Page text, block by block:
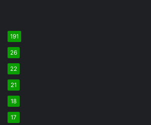
191
26
22
21
18
17